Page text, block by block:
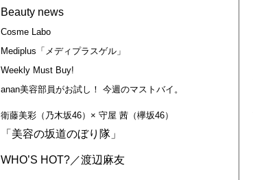
Beauty news
Cosme Labo
Mediplus「メディプラスゲル」
Weekly Must Buy!
anan美容部員がお試し！ 今週のマストバイ。
衛藤美彩（乃木坂46）× 守屋 茜（欅坂46）
「美容の坂道のぼり隊」
WHO’S HOT?／渡辺麻友